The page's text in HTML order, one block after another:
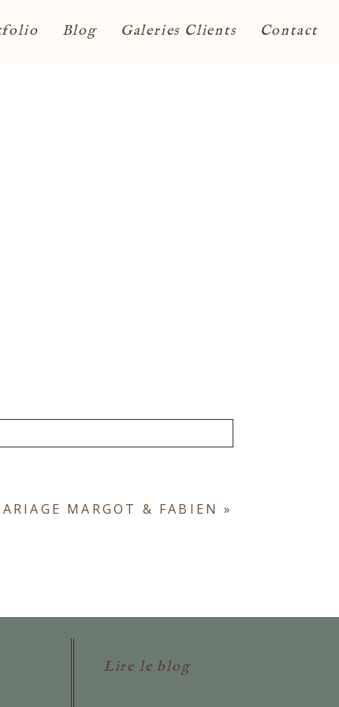
Blog Galeries Clients Contact
MARGOT & FABIEN »
Lire le blog